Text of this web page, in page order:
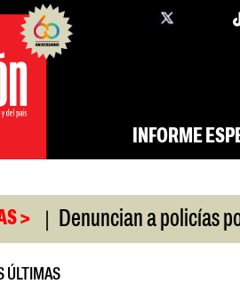
INFORME
>
| Denuncian a policías por la
ÚLTIMAS